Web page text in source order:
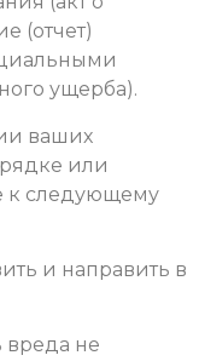
(отчет)
ущерба).
ваших
или
к следующему
и направить в
вреда не